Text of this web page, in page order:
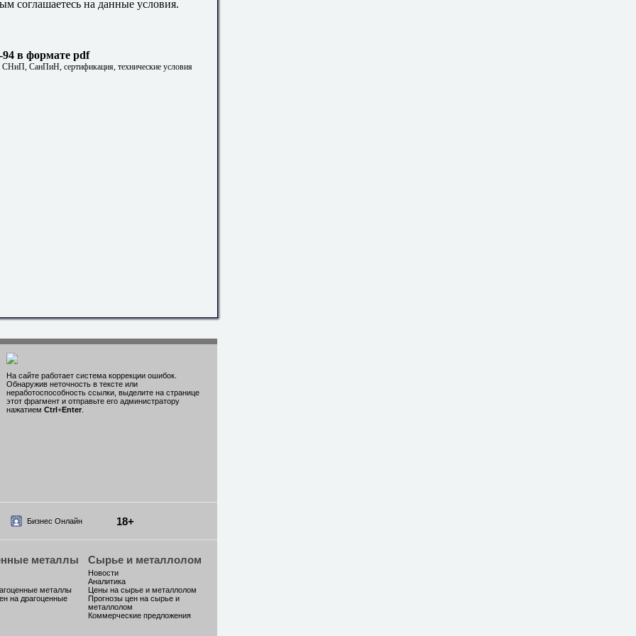
соглашаетесь на данные условия.
в формате pdf
СанПиН, сертификация, технические условия
На сайте работает система коррекции ошибок.
Обнаружив неточность в тексте или
неработоспособность ссылки, выделите на странице
этот фрагмент и отправьте его администратору
нажатием Ctrl+Enter
Бизнес Онлайн 18+
металлы
металлы
на драгоценные
Сырье и металлолом
Новости
Аналитика
Цены на сырье и металлолом
Прогнозы цен на сырье и
металлолом
Коммерческие предложения